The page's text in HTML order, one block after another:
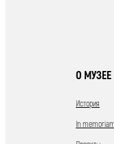
О МУЗЕЕ
История
In memoriam